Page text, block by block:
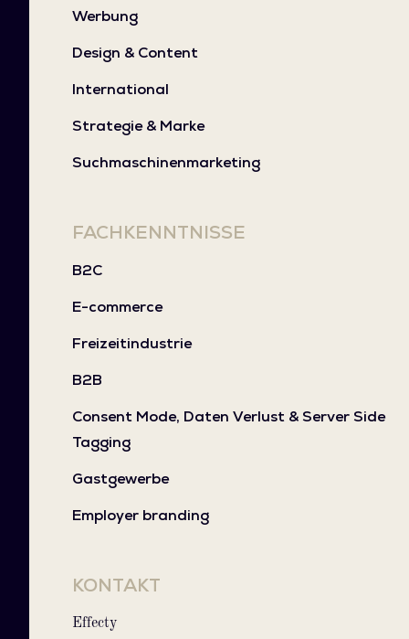
Werbung
Design & Content
International
Strategie & Marke
Suchmaschinenmarketing
FACHKENNTNISSE
B2C
E-commerce
Freizeitindustrie
B2B
Consent Mode, Daten Verlust & Server Side
Tagging
Gastgewerbe
Employer branding
KONTAKT
Effecty